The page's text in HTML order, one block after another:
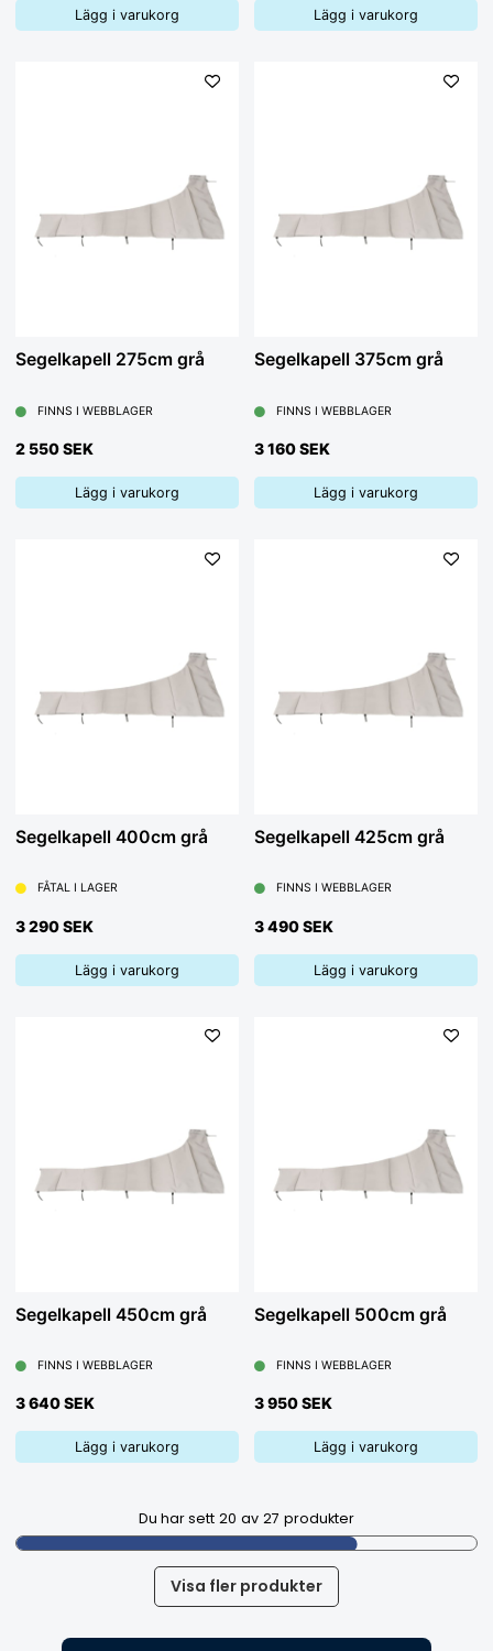
Lägg i varukorg Lägg i varukorg
Segelkapell 275cm grå
FINNS I WEBBLAGER
2 550 SEK
Lägg i varukorg
Segelkapell 375cm grå
FINNS I WEBBLAGER
3 160 SEK
Lägg i varukorg
Segelkapell 400cm grå
FÅTAL I LAGER
3 290 SEK
Lägg i varukorg
Segelkapell 425cm grå
FINNS I WEBBLAGER
3 490 SEK
Lägg i varukorg
Segelkapell 450cm grå
FINNS I WEBBLAGER
3 640 SEK
Lägg i varukorg
Segelkapell 500cm grå
FINNS I WEBBLAGER
3 950 SEK
Lägg i varukorg
Du har sett 20 av 27 produkter
Visa fler produkter